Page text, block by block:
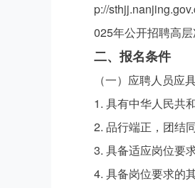
p://
025年公开招聘高
二、报名条件
（一）应聘人员应
1. 具有中华人民共
2. 品行端正，团结
3. 具备适应岗位要
4. 具备岗位要求的